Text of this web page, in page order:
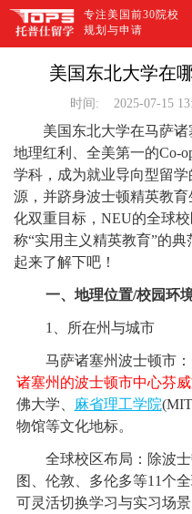
专注美国前30院校
规划与申请
美国东北大学在
时间: 2025-07-15
美国东北大学在马萨
地理红利​​、​​全美第一的Co-
学科​​，成为就业导向型留
源，并跻身波士顿精英教
化双重目标，NEU的全球
称“实用主义精英教育”的
起来了解下吧！
一、地理位置/校园环
1、所在州与城市
马萨诸塞州波士顿市：
诸塞州的波士顿市中心芬
佛大学、 麻省理工学院
物馆等文化地标。
全球校区布局：除波士
图、伦敦、多伦多等11个
可灵活切换学习与实习场景